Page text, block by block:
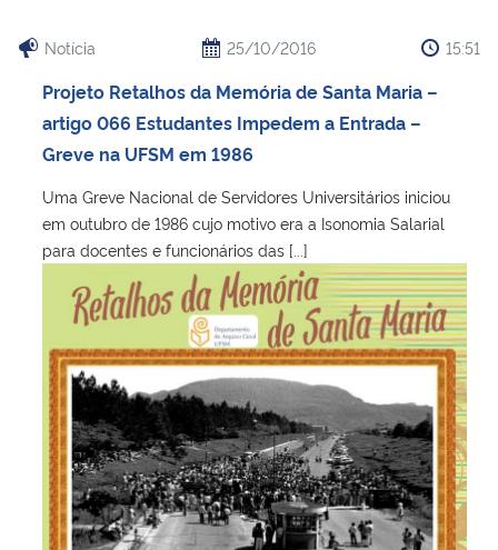
Notícia 25/10/2016 15:51
Projeto Retalhos da Memória de Santa Maria –
artigo 066 Estudantes Impedem a Entrada –
Greve na UFSM em 1986
Uma Greve Nacional de Servidores Universitários iniciou
em outubro de 1986 cujo motivo era a Isonomia Salarial
para docentes e funcionários das [...]